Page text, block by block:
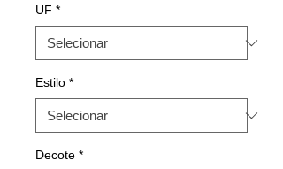
UF *
Estilo *
Decote *